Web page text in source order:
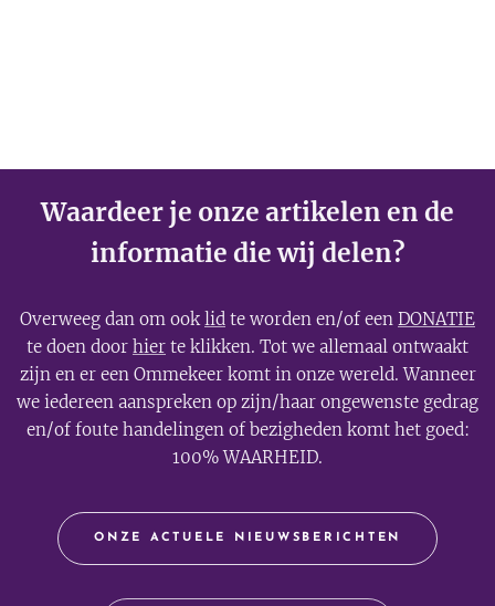
Waardeer je onze artikelen en de
informatie die wij delen?
Overweeg dan om ooklid te worden en/of een DONATIE
te doen door hier te klikken. Tot we allemaal ontwaakt
zijn en er een Ommekeer komt in onze wereld. Wanneer
we iedereen aanspreken op zijn/haar ongewenste gedrag
en/of foute handelingen of bezigheden komt het goed:
100% WAARHEID.
ONZE ACTUELE NIEUWSBERICHTEN